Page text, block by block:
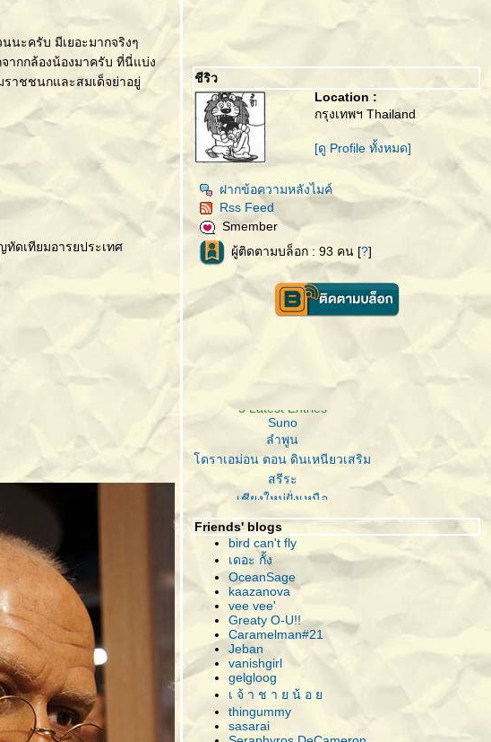
นะครับ มีเยอะมากจริงๆ
กกล้องน้องมาครับ ที่นี่แบ่ง
ราชชนกและสมเด็จย่าอยู่
ดเทียมอารยประเทศ
ชีริว
Location :
กรุงเทพฯ Thailand
[ดู Profile ทั้งหมด]
ฝากข้อความหลังไมค์
Rss Feed
Smember
ผู้ติดตามบล็อก : 93 คน [?]
ลำพูน
ดราเอม่อน ตอน ดินเหนียวเสริม
สรีระ
เชียงใหม่ฝั่งเหนือ
ดราเอม่อน ตอน รถขนาดเล็ก
Friends' blogs
bird can't fly
เดอะ กั้ง
OceanSage
kaazanova
vee vee'
Greaty O-U!!
Caramelman#21
Jeban
vanishgirl
gelgloog
เ จ้ า ช า ย น้ อ
thingummy
sasarai